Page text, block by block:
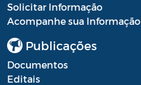
Solicitar Informação
Acompanhe sua Informação
Publicações
Documentos
Editais